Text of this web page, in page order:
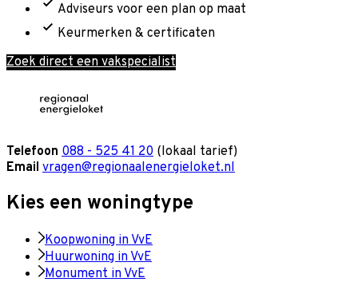
Adviseurs voor een plan op maat
Keurmerken & certificaten
Zoek direct een vakspecialist
Telefoon 088 - 525 41 20 (lokaal tarief)
Email vragen@regionaalenergieloket.nl
Kies een woningtype
Koopwoning in VvE
Huurwoning in VvE
Monument in VvE